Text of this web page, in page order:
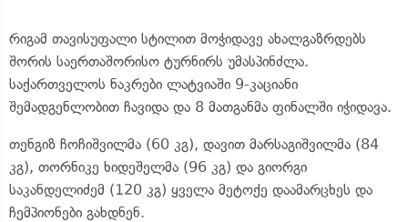
რიგამ თავისუფალი სტილით მოჭიდავე ახალგაზრდებს
შორის საერთაშორისო ტურნირს უმასპინძლა.
საქართველოს ნაკრები ლატვიაში 9-კაციანი
შემადგენლობით ჩავიდა და 8 მათგანმა ფინალში იჭიდავა.
თენგიზ ჩოჩიშვილმა (60 კგ), დავით მარსაგიშვილმა (84
კგ), თორნიკე ხიდეშელმა (96 კგ) და გიორგი
საკანდელიძემ (120 კგ) ყველა მეტოქე დაამარცხეს და
ჩემპიონები გახდნენ.